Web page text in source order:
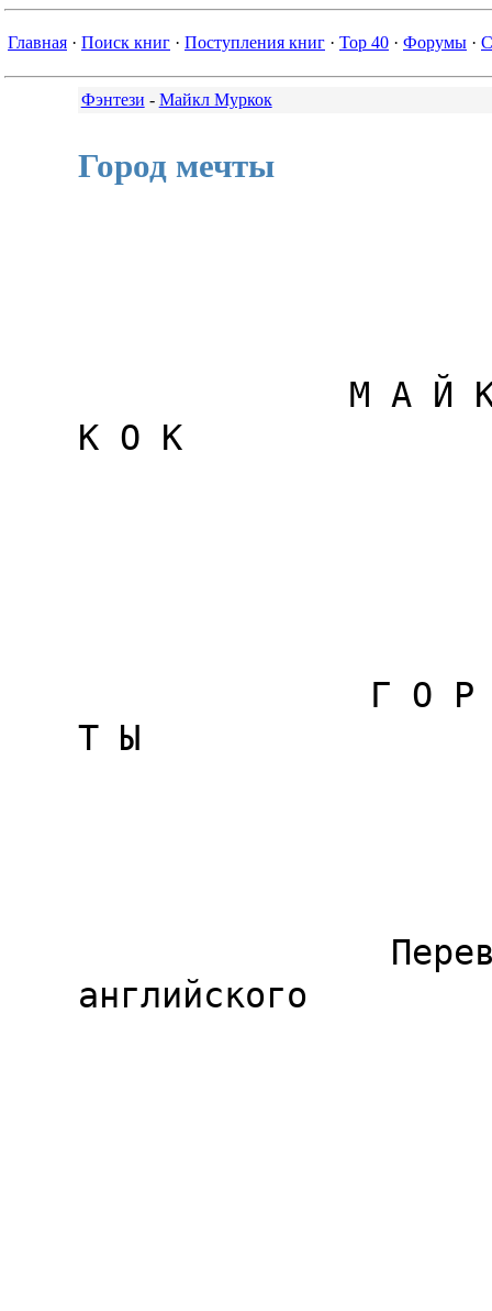
Главная · Поиск книг · Поступления книг · Top 40 · Форумы ·
Фэнтези - Майкл Муркок
Город мечты